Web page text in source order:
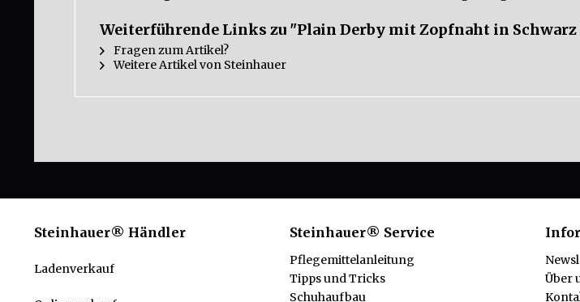
Weiterführende Links zu "Plain Derby mit Zopfnaht in
Fragen zum Artikel?
Weitere Artikel von Steinhauer
Steinhauer® Händler
Ladenverkauf
Steinhauer® Service
Pflegemittelanleitung
Tipps und Tricks
Schuhaufbau
Über